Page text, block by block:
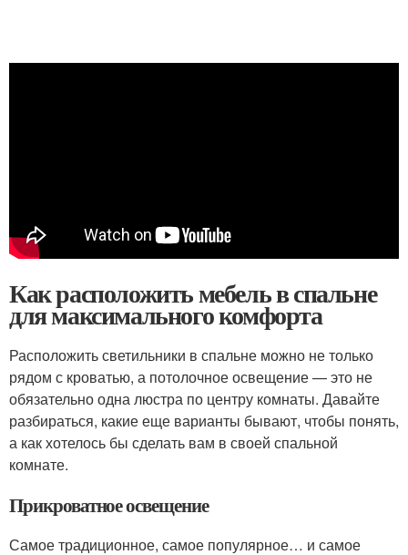
Как расположить мебель в спальне
для максимального комфорта
Расположить светильники в спальне можно не только
рядом с кроватью, а потолочное освещение — это не
обязательно одна люстра по центру комнаты. Давайте
разбираться, какие еще варианты бывают, чтобы понять,
а как хотелось бы сделать вам в своей спальной
комнате.
Прикроватное освещение
Самое традиционное, самое популярное… и самое